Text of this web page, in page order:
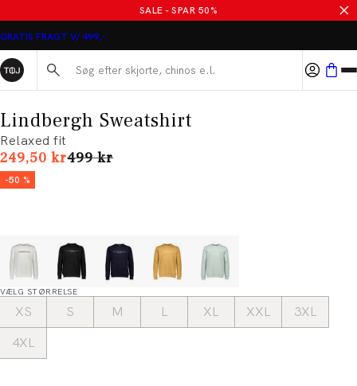
SALE - SPAR 50%
GRATIS FRAGT V/ 499,-
Søg her...
Lindbergh Sweatshirt
Relaxed fit
249,50 krI alt (uden rabat)
499 kr
-50 %
VÆLG STØRRELSE
XS S M L XL XXL
3XL
4XL